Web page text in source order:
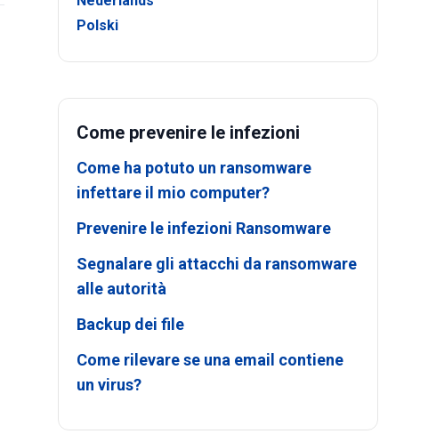
Polski
Come prevenire le infezioni
Come ha potuto un ransomware
infettare il mio computer?
Prevenire le infezioni Ransomware
Segnalare gli attacchi da ransomware
alle autorità
Backup dei file
Come rilevare se una email contiene
un virus?